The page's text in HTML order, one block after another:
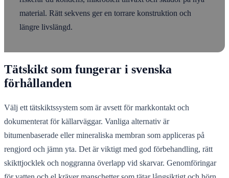
material. Rätt sekvens ger en torrare konstruktion och
längre livslängd.
Tätskikt som fungerar i svenska
förhållanden
Välj ett tätskiktssystem som är avsett för markkontakt och
dokumenterat för källarväggar. Vanliga alternativ är
bitumenbaserade eller mineraliska membran som appliceras på
rengjord och jämn yta. Det är viktigt med god förbehandling, rätt
skikttjocklek och noggranna överlapp vid skarvar. Genomföringar